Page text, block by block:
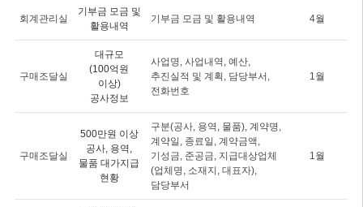
회계관리실
기부금 모금 및
활용내역
기부금 모금 및 활용내역 4월
구매조달실
대규모
(100억원
이상)
공사정보
사업명, 사업내역, 예산,
추진실적 및 계획, 담당부서,
전화번호
1월
구매조달실
500만원 이상
공사, 용역,
물품 대가지급
현황
구분(공사, 용역, 물품), 계약명,
계약일, 종료일, 계약금액,
기성금, 준공금, 지급대상업체
(업체명, 소재지, 대표자),
담당부서
1월